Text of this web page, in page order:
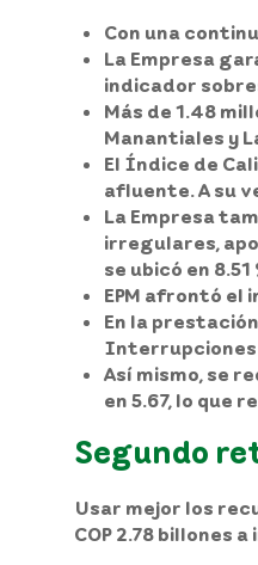
Con una
La Empresa
indicador
Más de 1.48
Manantiales y
El Índice de
afluente. A su
La Empresa
irregulares,
se ubicó en
EPM afrontó el
En la
Interrupciones
Así mismo, se
en 5.67, lo que
Segundo
Usar mejor los
COP 2.78